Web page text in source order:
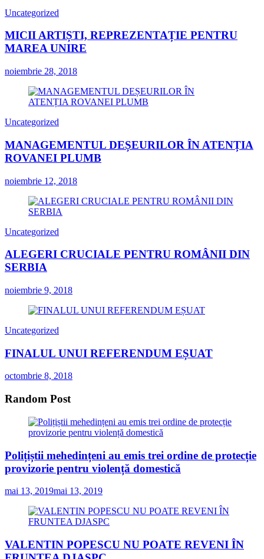
Uncategorized
MICII ARTIȘTI, REPREZENTAȚIE PENTRU
MAREA UNIRE
noiembrie 28, 2018
Uncategorized
MANAGEMENTUL DEȘEURILOR ÎN ATENȚIA
ROVANEI PLUMB
noiembrie 12, 2018
Uncategorized
ALEGERI CRUCIALE PENTRU ROMÂNII DIN
SERBIA
noiembrie 9, 2018
Uncategorized
FINALUL UNUI REFERENDUM EȘUAT
octombrie 8, 2018
Random Post
Polițiștii mehedințeni au emis trei ordine de protecție
provizorie pentru violență domestică
mai 13, 2019mai 13, 2019
VALENTIN POPESCU NU POATE REVENI ÎN